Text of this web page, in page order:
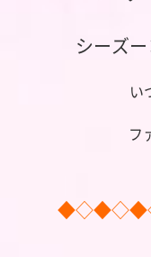
シーズ
い
フ